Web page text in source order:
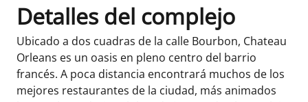
Detalles del complejo
Ubicado a dos cuadras de la calle Bourbon, Chateau
Orleans es un oasis en pleno centro del barrio
francés. A poca distancia encontrará muchos de los
mejores restaurantes de la ciudad, más animados